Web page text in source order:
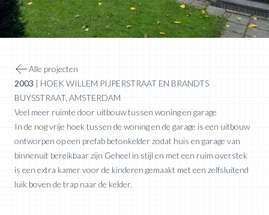
Alle projecten
2003 | HOEK WILLEM PIJPERSTRAAT EN BRANDTS
BUYSSTRAAT, AMSTERDAM
Veel meer ruimte door uitbouw tussen woning en garage
In de nog vrije hoek tussen de woning en de garage is een uitbouw
ontworpen op een prefab betonkelder zodat huis en garage van
binnenuit bereikbaar zijn Geheel in stijl en met een ruim overstek
is een extra kamer voor de kinderen gemaakt met een zelfsluitend
luik boven de trap naar de kelder.